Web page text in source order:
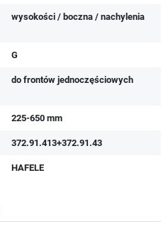
wysokości / boczna / nachylenia
G
do frontów jednoczęściowych
225-650 mm
372.91.413+372.91.43
HAFELE